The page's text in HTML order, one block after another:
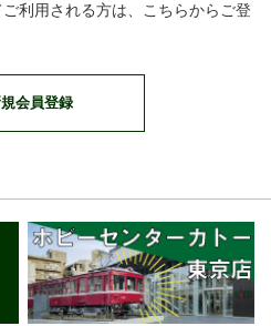
利用される方は、こちらからご登
会員登録